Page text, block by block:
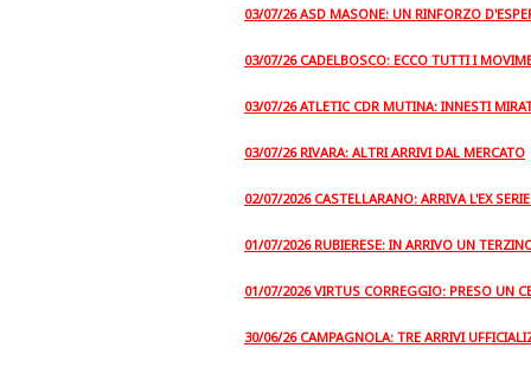
03/07/26 ASD MASONE: UN RINFORZO
03/07/26 CADELBOSCO: ECCO TUTTI I
03/07/26 ATLETIC CDR MUTINA: INNESTI
03/07/26 RIVARA: ALTRI ARRIVI DAL MERCATO
02/07/2026 CASTELLARANO: ARRIVA L'EX
01/07/2026 RUBIERESE: IN ARRIVO UN
01/07/2026 VIRTUS CORREGGIO: PRESO UN
30/06/26 CAMPAGNOLA: TRE ARRIVI